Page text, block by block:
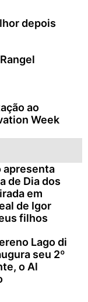
depois
ao
Week
apresenta
de Dia dos
em
de Igor
filhos
Lago di
seu 2º
o Al